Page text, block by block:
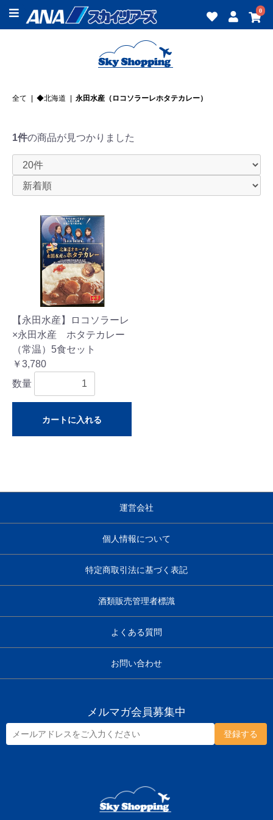
0
全て | ◆北海道 | 永田水産（ロコソラーレホタテカレー）
1件の商品が見つかりました
【永田水産】ロコソラーレ
×永田水産 ホタテカレー
（常温）5食セット
￥3,780
数量
カートに入れる
運営会社
個人情報について
特定商取引法に基づく表記
酒類販売管理者標識
よくある質問
お問い合わせ
メルマガ会員募集中